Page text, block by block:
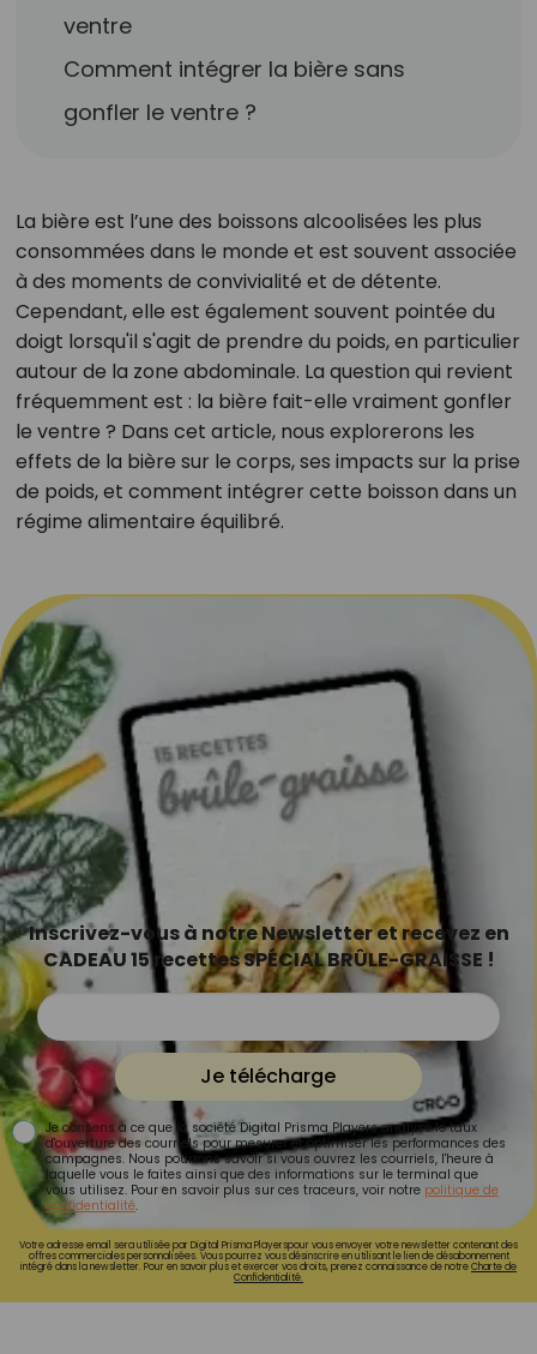
ventre
Comment intégrer la bière sans
gonfler le ventre ?
La bière est l’une des boissons alcoolisées les plus
consommées dans le monde et est souvent associée
à des moments de convivialité et de détente.
Cependant, elle est également souvent pointée du
doigt lorsqu'il s'agit de prendre du poids, en particulier
autour de la zone abdominale. La question qui revient
fréquemment est : la bière fait-elle vraiment gonfler
le ventre ? Dans cet article, nous explorerons les
effets de la bière sur le corps, ses impacts sur la prise
de poids, et comment intégrer cette boisson dans un
régime alimentaire équilibré.
Inscrivez-vous à notre Newsletter et recevez en
CADEAU 15 recettes SPÉCIAL BRÛLE-GRAISSE !
Je télécharge
Je consens à ce que la société Digital Prisma Players analyse le taux
d'ouverture des courriels pour mesurer et optimiser les performances des
campagnes. Nous pourrons savoir si vous ouvrez les courriels, l'heure à
laquelle vous le faites ainsi que des informations sur le terminal que
vous utilisez. Pour en savoir plus sur ces traceurs, voir notre politique de
confidentialité.
Votre adresse email sera utilisée par Digital Prisma Playerspour vous envoyer votre newsletter contenant des
offres commerciales personnalisées. Vous pourrez vous désinscrire en utilisant le lien de désabonnement
intégré dans la newsletter. Pour en savoir plus et exercer vos droits, prenez connaissance de notreCharte de
Confidentialité.